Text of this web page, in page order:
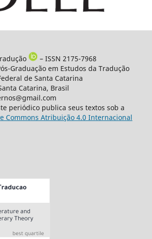
– ISSN 2175-7968
Graduação em Estudos da Tradução
de Santa Catarina
Catarina, Brasil
periódico publica seus textos sob a
Commons Atribuição 4.0 Internacional